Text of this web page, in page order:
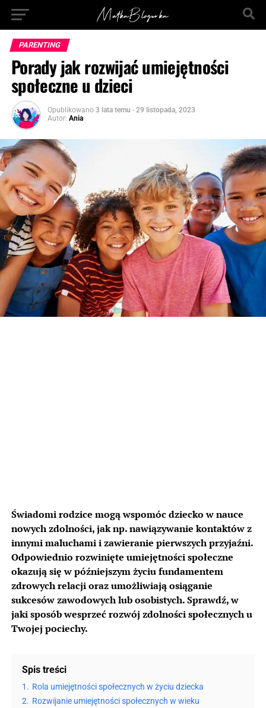
PARENTING
Porady jak rozwijać umiejętności
społeczne u dzieci
Opublikowano 3 lata temu - 29 listopada, 2023
Autor: Ania
Świadomi rodzice mogą wspomóc dziecko w nauce
nowych zdolności, jak np. nawiązywanie kontaktów z
innymi maluchami i zawieranie pierwszych przyjaźni.
Odpowiednio rozwinięte umiejętności społeczne
okazują się w późniejszym życiu fundamentem
zdrowych relacji oraz umożliwiają osiąganie
sukcesów zawodowych lub osobistych. Sprawdź, w
jaki sposób wesprzeć rozwój zdolności społecznych u
Twojej pociechy.
Spis treści
1. Rola umiejętności społecznych w życiu dziecka
2. Rozwijanie umiejętności społecznych w wieku